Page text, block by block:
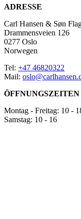
ADRESSE
Carl Hansen & Søn
Drammensveien 126
0277 Oslo
Norwegen
Tel: +47 46820322
Mail:
ÖFFNUNGSZEITEN
Montag - Freitag: 10 -
Samstag: 10 - 16